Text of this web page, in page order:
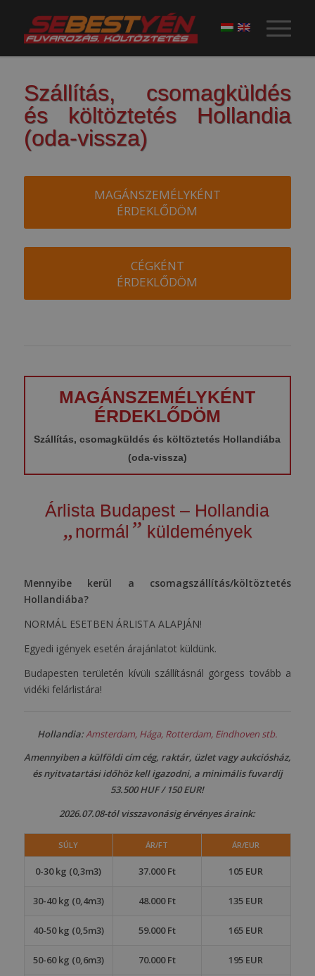
Szállítás, csomagküldés
és költöztetés Hollandia
(oda-vissza)
MAGÁNSZEMÉLYKÉNT
ÉRDEKLŐDÖM
CÉGKÉNT
ÉRDEKLŐDÖM
MAGÁNSZEMÉLYKÉNT
ÉRDEKLŐDÖM
Szállítás, csomagküldés és költöztetés Hollandiába
(oda-vissza)
Árlista Budapest – Hollandia
„ normál ” küldemények
Mennyibe kerül a csomagszállítás/költöztetés
Hollandiába?
NORMÁL ESETBEN ÁRLISTA ALAPJÁN!
Egyedi igények esetén árajánlatot küldünk.
Budapesten területén kívüli szállításnál görgess tovább a
vidéki felárlistára!
Hollandia:Amsterdam, Hága, Rotterdam, Eindhoven stb.
Amennyiben a külföldi cím cég, raktár, üzlet vagy aukciósház,
és nyitvatartási időhöz kell igazodni, a minimális fuvardíj
53.500 HUF / 150 EUR!
2026.07.08-tól visszavonásig érvényes áraink:
SÚLY ÁR/FT ÁR/EUR
0-30 kg (0,3m3) 37.000 Ft 105 EUR
30-40 kg (0,4m3) 48.000 Ft 135 EUR
40-50 kg (0,5m3) 59.000 Ft 165 EUR
50-60 kg (0,6m3) 70.000 Ft 195 EUR